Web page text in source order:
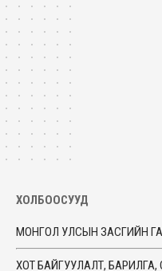
ХОЛБООСУУД
МОНГОЛ УЛСЫН ЗАСГИЙН
ХОТ БАЙГУУЛАЛТ,